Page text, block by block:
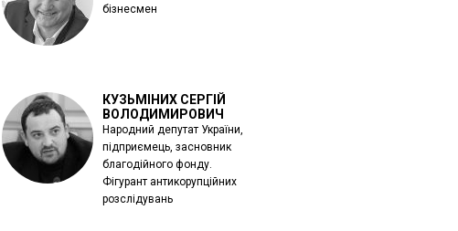
бізнесмен
КУЗЬМІНИХ СЕРГІЙ
ВОЛОДИМИРОВИЧ
Народний депутат України,
підприємець, засновник
благодійного фонду.
Фігурант антикорупційних
розслідувань